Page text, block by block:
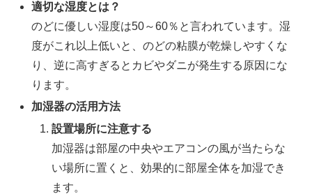
適切な湿度とは？
のどに優しい湿度は50～60％と言われています。湿
度がこれ以上低いと、のどの粘膜が乾燥しやすくな
り、逆に高すぎるとカビやダニが発生する原因にな
ります。
加湿器の活用方法
設置場所に注意する
加湿器は部屋の中央やエアコンの風が当たらな
い場所に置くと、効果的に部屋全体を加湿でき
ます。